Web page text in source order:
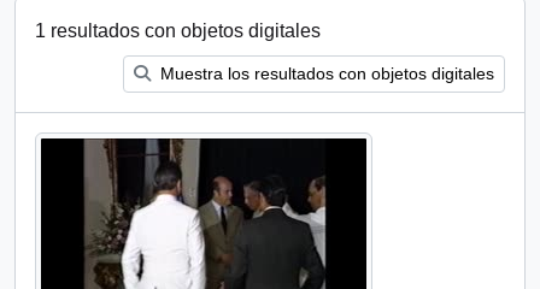
1 resultados con objetos digitales
Muestra los resultados con objetos digitales